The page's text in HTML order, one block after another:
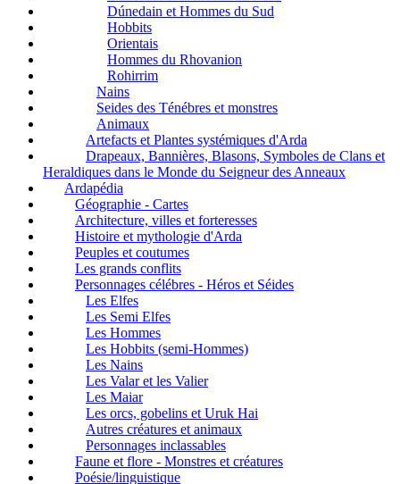
Dúnedain et Hommes du Sud
Hobbits
Orientais
Hommes du Rhovanion
Rohirrim
Nains
Seides des Ténébres et monstres
Animaux
Artefacts et Plantes systémiques d'Arda
Drapeaux, Bannières, Blasons, Symboles de Clans et
Heraldiques dans le Monde du Seigneur des Anneaux
Ardapédia
Géographie - Cartes
Architecture, villes et forteresses
Histoire et mythologie d'Arda
Peuples et coutumes
Les grands conflits
Personnages célébres - Héros et Séides
Les Elfes
Les Semi Elfes
Les Hommes
Les Hobbits (semi-Hommes)
Les Nains
Les Valar et les Valier
Les Maiar
Les orcs, gobelins et Uruk Hai
Autres créatures et animaux
Personnages inclassables
Faune et flore - Monstres et créatures
Poésie/linguistique